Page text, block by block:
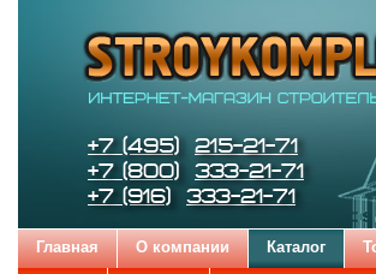
отделочные
материалы
Телефоны:
+7 (495)
215-21-71
+7 (800)
333-21-71
+7 (916)
333-21-71
Главная О компании Каталог